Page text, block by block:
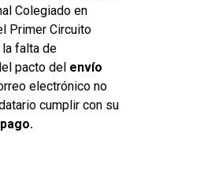
Colegiado en
Primer Circuito
falta de
pacto del envío
electrónico no
cumplir con su